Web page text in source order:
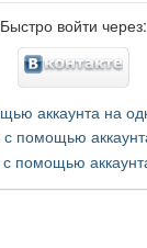
Быстро войти через: